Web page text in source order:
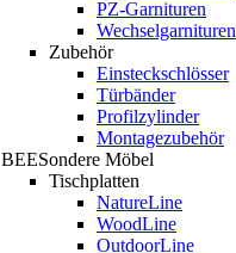
PZ-Garnituren
Wechselgarnituren
Zubehör
Einsteckschlösser
Türbänder
Profilzylinder
Montagezubehör
BEESondere Möbel
Tischplatten
NatureLine
WoodLine
OutdoorLine